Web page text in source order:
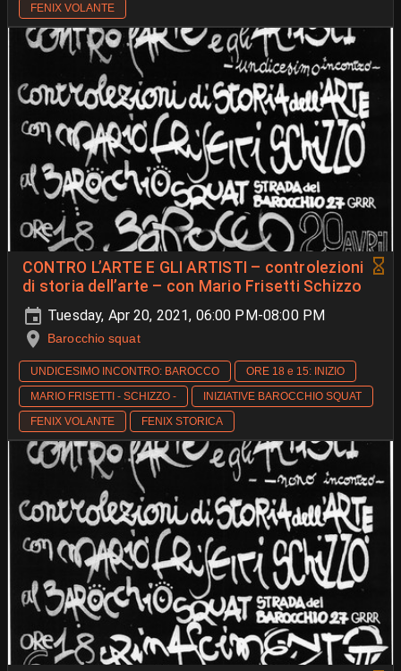
FENIX VOLANTE
CONTRO L’ARTE E GLI ARTISTI – controlezioni
di storia dell’arte – con Mario Frisetti Schizzo
Tuesday, Apr 20, 2021, 06:00 PM-08:00 PM
Barocchio squat
UNDICESIMO INCONTRO: BAROCCO
ORE 18 e 15: INIZIO
MARIO FRISETTI - SCHIZZO -
INIZIATIVE BAROCCHIO SQUAT
FENIX VOLANTE
FENIX STORICA